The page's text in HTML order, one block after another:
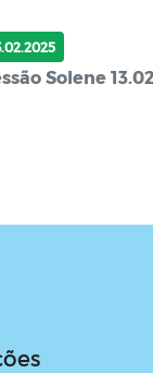
Solene